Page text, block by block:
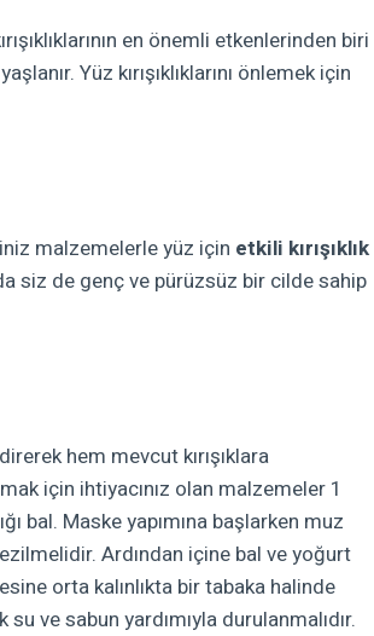
en önemli etkenlerinden biri
Yüz kırışıklıklarını önlemek için
malzemelerle yüz için etkili kırışıklık
siz de genç ve pürüzsüz bir cilde sahip
hem mevcut kırışıklara
için ihtiyacınız olan malzemeler 1
bal. Maske yapımına başlarken muz
Ardından içine bal ve yoğurt
orta kalınlıkta bir tabaka halinde
ve sabun yardımıyla durulanmalıdır.